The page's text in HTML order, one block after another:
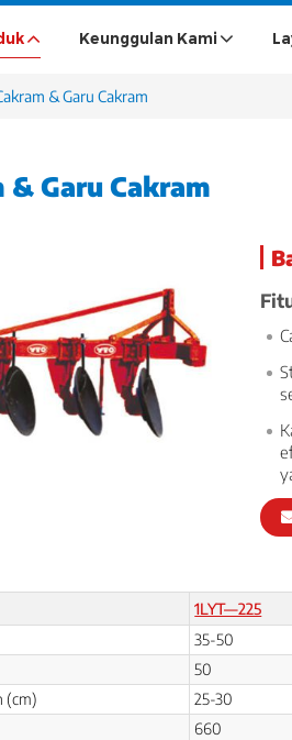
Keunggulan Kami
& Garu Cakram
& Garu Cakram
1LYT—225
35-50
50
(cm)
25-30
660